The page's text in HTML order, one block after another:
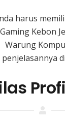
harus
Kebon
Warung
penjelasannya